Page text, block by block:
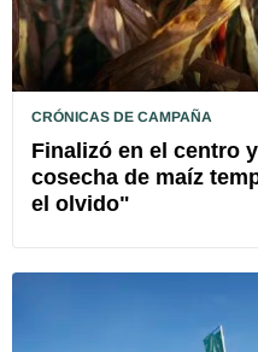
CRÓNICAS DE CAMPAÑA
Finalizó en el centro
cosecha de maíz
el olvido"